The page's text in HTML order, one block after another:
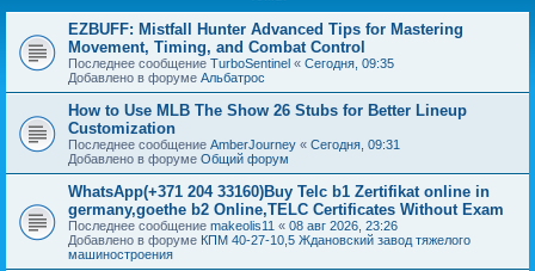
EZBUFF: Mistfall Hunter Advanced Tips for Mastering
Movement, Timing, and Combat Control
Последнее сообщение TurboSentinel « Сегодня, 09:35
Добавлено в форуме Альбатрос
How to Use MLB The Show 26 Stubs for Better Lineup
Customization
Последнее сообщение AmberJourney « Сегодня, 09:31
Добавлено в форуме Общий форум
WhatsApp(+371 204 33160)Buy Telc b1 Zertifikat online in
germany,goethe b2 Online,TELC Certificates Without Exam
Последнее сообщение makeolis11 « 08 авг 2026, 23:26
Добавлено в форуме КПМ 40-27-10,5 Ждановский завод тяжелого
машиностроения